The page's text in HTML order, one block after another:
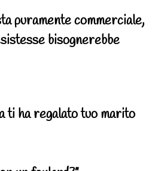
puramente commerciale,
bisognerebbe
ti ha regalato tuo marito